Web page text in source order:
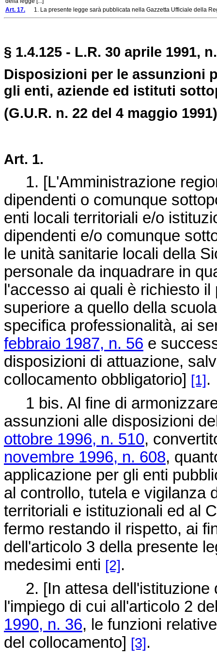
Art. 17. 1. La presente legge sarà pubblicata nella Gazzetta Ufficiale della
§ 1.4.125 - L.R. 30 aprile 1991,
Disposizioni per le assunzioni
gli enti, aziende ed istituti
(G.U.R. n. 22 del 4 maggio
Art. 1.
1. [L'Amministrazione
dipendenti o comunque
enti locali territoriali e/o
dipendenti e/o comunque
le unità sanitarie locali della
personale da inquadrare in
l'accesso ai quali è richiesto
superiore a quello della
specifica professionalità, ai
febbraio 1987, n. 56 e
disposizioni di attuazione,
collocamento obbligatorio] [1].
1 bis. Al fine di
assunzioni alle disposizioni
ottobre 1996, n. 510,
novembre 1996, n. 608,
applicazione per gli enti
al controllo, tutela e vigilanza
territoriali e istituzionali ed al
fermo restando il rispetto, ai
dell'articolo 3 della presente
medesimi enti [2].
2. [In attesa dell'istituzione
l'impiego di cui all'articolo 2
1990, n. 36, le funzioni
del collocamento] [3].